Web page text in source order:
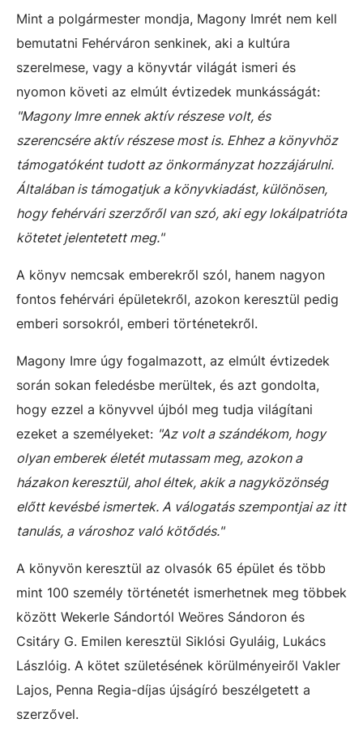
Mint a polgármester mondja, Magony Imrét nem kell
bemutatni Fehérváron senkinek, aki a kultúra
szerelmese, vagy a könyvtár világát ismeri és
nyomon követi az elmúlt évtizedek munkásságát:
"Magony Imre ennek aktív részese volt, és
szerencsére aktív részese most is. Ehhez a könyvhöz
támogatóként tudott az önkormányzat hozzájárulni.
Általában is támogatjuk a könyvkiadást, különösen,
hogy fehérvári szerzőről van szó, aki egy lokálpatrióta
kötetet jelentetett meg."
A könyv nemcsak emberekről szól, hanem nagyon
fontos fehérvári épületekről, azokon keresztül pedig
emberi sorsokról, emberi történetekről.
Magony Imre úgy fogalmazott, az elmúlt évtizedek
során sokan feledésbe merültek, és azt gondolta,
hogy ezzel a könyvvel újból meg tudja világítani
ezeket a személyeket: "Az volt a szándékom, hogy
olyan emberek életét mutassam meg, azokon a
házakon keresztül, ahol éltek, akik a nagyközönség
előtt kevésbé ismertek. A válogatás szempontjai az itt
tanulás, a városhoz való kötődés."
A könyvön keresztül az olvasók 65 épület és több
mint 100 személy történetét ismerhetnek meg többek
között Wekerle Sándortól Weöres Sándoron és
Csitáry G. Emilen keresztül Siklósi Gyuláig, Lukács
Lászlóig. A kötet születésének körülményeiről Vakler
Lajos, Penna Regia-díjas újságíró beszélgetett a
szerzővel.